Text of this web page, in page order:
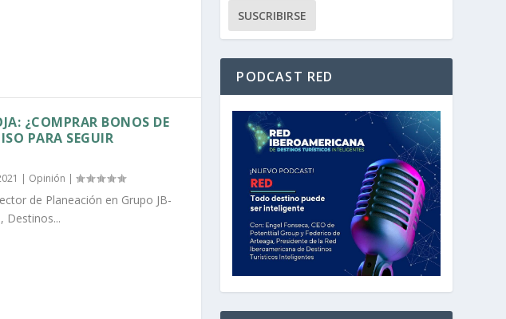
¿COMPRAR BONOS DE
PARA SEGUIR
| Opinión |
de Planeación en Grupo JB-
Destinos...
PODCAST RED